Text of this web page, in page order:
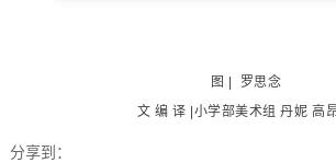
图 | 罗思念
文 编 译 |小学部美术组 丹妮 高
分享到：